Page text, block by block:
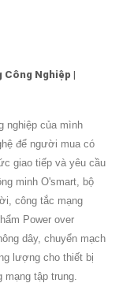
Công Nghiệp |
nghiệp của mình
để người mua có
giao tiếp và yêu cầu
minh O'smart, bộ
công tắc mạng
Power over
dây, chuyển mạch
lượng cho thiết bị
tập trung.